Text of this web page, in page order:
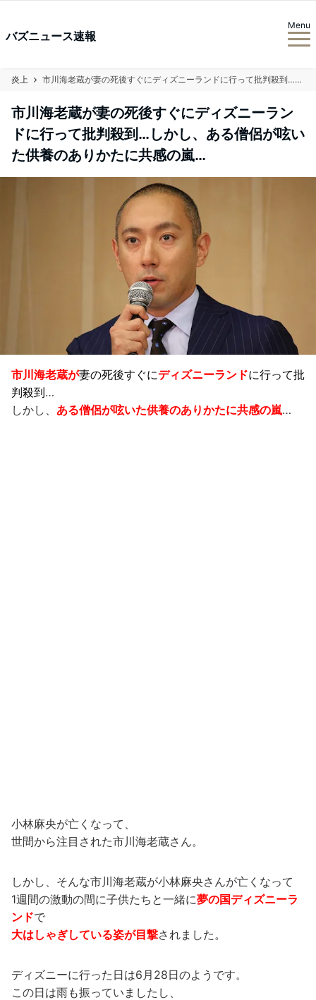
バズニュース速報
Menu
炎上 市川海老蔵が妻の死後すぐにディズニーランドに行って批判殺到…しかし、ある僧侶が呟いた供養のありかたに共感の嵐…
市川海老蔵が妻の死後すぐにディズニーラン
ドに行って批判殺到…しかし、ある僧侶が呟い
た供養のありかたに共感の嵐…
市川海老蔵が妻の死後すぐにディズニーランドに行って批
判殺到…
しかし、 ある僧侶が呟いた供養のありかたに共感の嵐…
小林麻央が亡くなって、
世間から注目された市川海老蔵さん。
しかし、そんな市川海老蔵が小林麻央さんが亡くなって
1週間の激動の間に子供たちと一緒に夢の国ディズニーラ
ンドで
大はしゃぎしている姿が目撃されました。
ディズニーに行った日は6月28日のようです。
この日は雨も振っていましたし、